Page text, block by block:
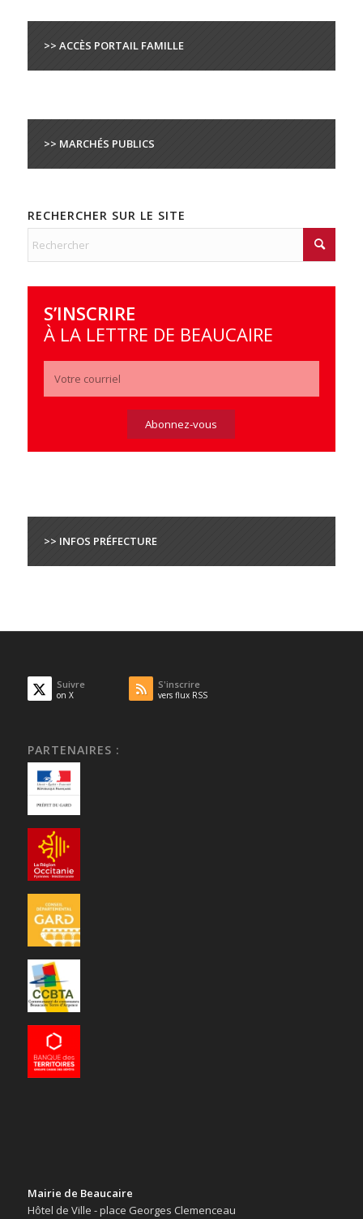
>> ACCÈS PORTAIL FAMILLE
>> MARCHÉS PUBLICS
RECHERCHER SUR LE SITE
S’INSCRIRE
À LA LETTRE DE BEAUCAIRE
>> INFOS PRÉFECTURE
Suivre
on X
S'inscrire
vers flux RSS
PARTENAIRES :
Mairie de Beaucaire
Hôtel de Ville - place Georges Clemenceau